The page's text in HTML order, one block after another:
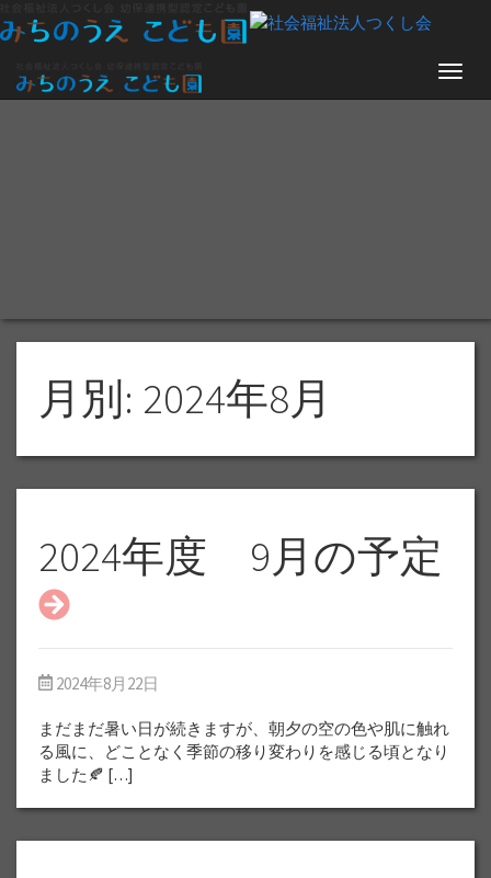
ナ
ビ
月別: 2024年8月
2024年度 9月の予定
2024年8月22日
まだまだ暑い日が続きますが、朝夕の空の色や肌に触れ
る風に、どことなく季節の移り変わりを感じる頃となり
ました🍂 […]